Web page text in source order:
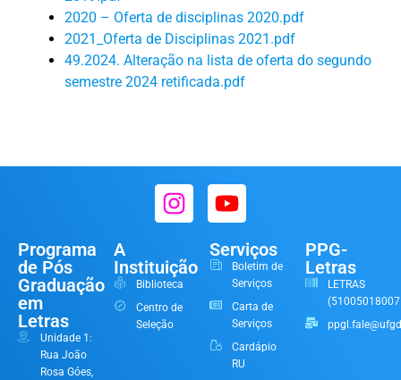
2020 – Oferta de disciplinas 2020.pdf
2021_Oferta de Disciplinas 2021.pdf
49.2024. Alteração na lista de oferta do segundo
semestre 2024 retificada.pdf
Programa
de Pós
Graduação
em
Letras
Unidade 1:
Rua João
Rosa Góes,
A
Instituição
Biblioteca
Centro de
Seleção
Serviços
Boletim de
Serviços
Carta de
Serviços
Cardápio
RU
PPG-
Letras
LETRAS